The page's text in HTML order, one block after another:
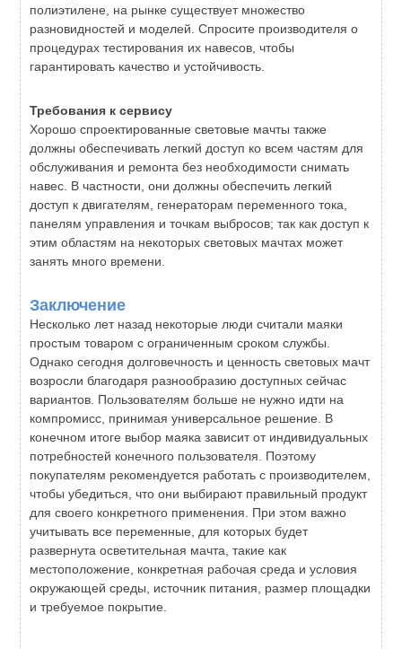
полиэтилене, на рынке существует множество
разновидностей и моделей. Спросите производителя о
процедурах тестирования их навесов, чтобы
гарантировать качество и устойчивость.
Требования к сервису
Хорошо спроектированные световые мачты также
должны обеспечивать легкий доступ ко всем частям для
обслуживания и ремонта без необходимости снимать
навес. В частности, они должны обеспечить легкий
доступ к двигателям, генераторам переменного тока,
панелям управления и точкам выбросов; так как доступ к
этим областям на некоторых световых мачтах может
занять много времени.
Заключение
Несколько лет назад некоторые люди считали маяки
простым товаром с ограниченным сроком службы.
Однако сегодня долговечность и ценность световых мачт
возросли благодаря разнообразию доступных сейчас
вариантов. Пользователям больше не нужно идти на
компромисс, принимая универсальное решение. В
конечном итоге выбор маяка зависит от индивидуальных
потребностей конечного пользователя. Поэтому
покупателям рекомендуется работать с производителем,
чтобы убедиться, что они выбирают правильный продукт
для своего конкретного применения. При этом важно
учитывать все переменные, для которых будет
развернута осветительная мачта, такие как
местоположение, конкретная рабочая среда и условия
окружающей среды, источник питания, размер площадки
и требуемое покрытие.